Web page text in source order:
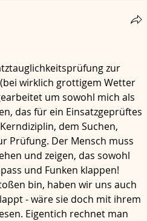
zur
wirklich grottigem Wetter
um sowohl mich als
das für ein Einsatzgeprüftes
dem Suchen,
Prüfung. Der Mensch muss
und zeigen, das sowohl
und Funken klappen!
bin, haben wir uns auch
- wäre sie doch mit ihrem
Eigentich rechnet man